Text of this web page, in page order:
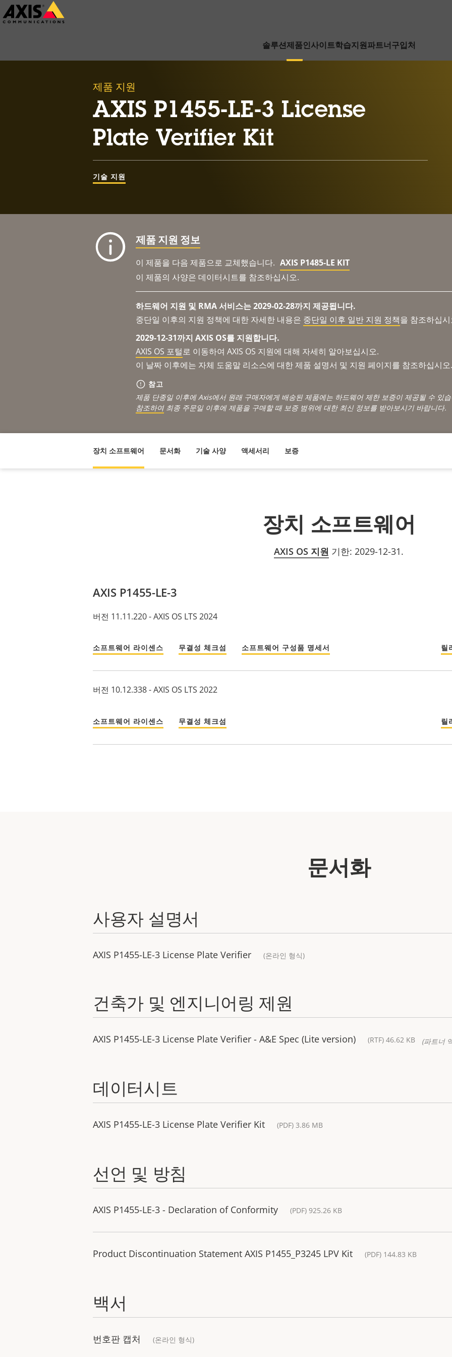
주
요
솔루션제품인사이트학습지원파트너구입처
제품 지원
AXIS P1455-LE-3 License
Plate Verifier Kit
기술 지원
제품 지원 정보
이 제품을 다음 제품으로 교체했습니다. AXIS P1485-LE KIT
이 제품의 사양은 데이터시트를 참조하십시오.
하드웨어 지원 및 RMA 서비스는 2029-02-28까지 제공됩니다.
중단일 이후의 지원 정책에 대한 자세한 내용은 중단일 이후 일반 지원 정책을 참조하십시
2029-12-31까지 AXIS OS를 지원합니다.
AXIS OS 포털로 이동하여 AXIS OS 지원에 대해 자세히 알아보십시오.
이 날짜 이후에는 자체 도움말 리소스에 대한 제품 설명서 및 지원 페이지를 참조하십시오.
참고
제품 단종일 이후에 Axis에서 원래 구매자에게 배송된 제품에는 하드웨어 제한 보증이 제공될 수 있
참조하여최종 주문일 이후에 제품을 구매할 때 보증 범위에 대한 최신 정보를 받아보시기 바랍니다.
장치 소프트웨어 문서화 기술 사양 액세서리 보증
장치 소프트웨어
AXIS OS 지원 기한: 2029-12-31.
AXIS P1455-LE-3
버전 11.11.220 - AXIS OS LTS 2024
소프트웨어 라이센스 무결성 체크섬 소프트웨어 구성품 명세서 릴
버전 10.12.338 - AXIS OS LTS 2022
소프트웨어 라이센스 무결성 체크섬 릴
문서화
사용자 설명서
AXIS P1455-LE-3 License Plate Verifier (온라인 형식)
건축가 및 엔지니어링 제원
AXIS P1455-LE-3 License Plate Verifier - A&E Spec (Lite version) (RTF) 46.62 KB (파트너
데이터시트
AXIS P1455-LE-3 License Plate Verifier Kit (PDF) 3.86 MB
선언 및 방침
AXIS P1455-LE-3 - Declaration of Conformity (PDF) 925.26 KB
Product Discontinuation Statement AXIS P1455_P3245 LPV Kit (PDF) 144.83 KB
백서
번호판 캡처 (온라인 형식)